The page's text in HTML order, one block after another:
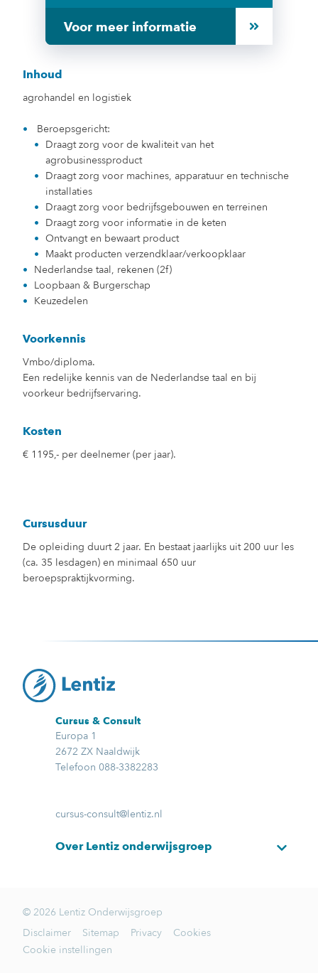
Voor meer informatie
Inhoud
agrohandel en logistiek
Beroepsgericht:
Draagt zorg voor de kwaliteit van het
agrobusinessproduct
Draagt zorg voor machines, apparatuur en technische
installaties
Draagt zorg voor bedrijfsgebouwen en terreinen
Draagt zorg voor informatie in de keten
Ontvangt en bewaart product
Maakt producten verzendklaar/verkoopklaar
Nederlandse taal, rekenen (2f)
Loopbaan & Burgerschap
Keuzedelen
Voorkennis
Vmbo/diploma.
Een redelijke kennis van de Nederlandse taal en bij
voorkeur bedrijfservaring.
Kosten
€ 1195,- per deelnemer (per jaar).
Cursusduur
De opleiding duurt 2 jaar. En bestaat jaarlijks uit 200 uur les
(ca. 35 lesdagen) en minimaal 650 uur
beroepspraktijkvorming.
Cursus & Consult
Europa 1
2672 ZX Naaldwijk
Telefoon 088-3382283
cursus-consult@lentiz.nl
Over Lentiz onderwijsgroep
© 2026 Lentiz Onderwijsgroep
Disclaimer
Sitemap Privacy
Cookies
Cookie instellingen